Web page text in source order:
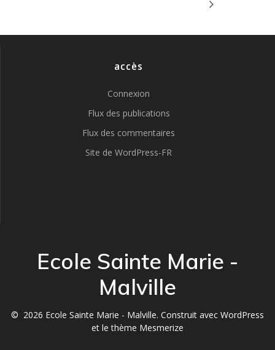
accès
Connexion
Flux des publications
Flux des commentaires
Site de WordPress-FR
Ecole Sainte Marie -
Malville
© 2026 Ecole Sainte Marie - Malville. Construit avec WordPress
et lethème Mesmerize